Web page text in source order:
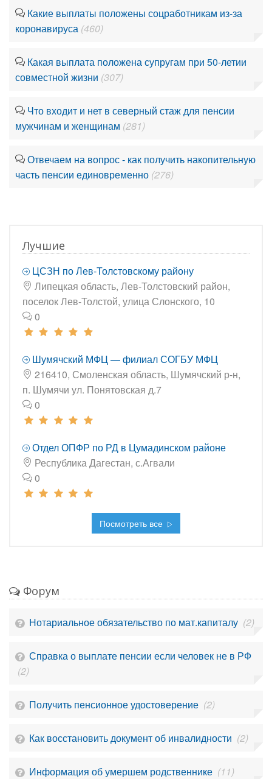
Какие выплаты положены соцработникам из-за
коронавируса (460)
Какая выплата положена супругам при 50-летии
совместной жизни (307)
Что входит и нет в северный стаж для пенсии
мужчинам и женщинам (281)
Отвечаем на вопрос - как получить накопительную
часть пенсии единовременно (276)
Лучшие
ЦСЗН по Лев-Толстовскому району
Липецкая область, Лев-Толстовский район,
поселок Лев-Толстой, улица Слонского, 10
0
Шумячский МФЦ — филиал СОГБУ МФЦ
216410, Смоленская область, Шумячский р-н,
п. Шумячи ул. Понятовская д.7
0
Отдел ОПФР по РД в Цумадинском районе
Республика Дагестан, с.Агвали
0
Посмотреть все
Форум
Нотариальное обязательство по мат.капиталу (2)
Справка о выплате пенсии если человек не в РФ
(2)
Получить пенсионное удостоверение (2)
Как восстановить документ об инвалидности (2)
Информация об умершем родственнике (11)